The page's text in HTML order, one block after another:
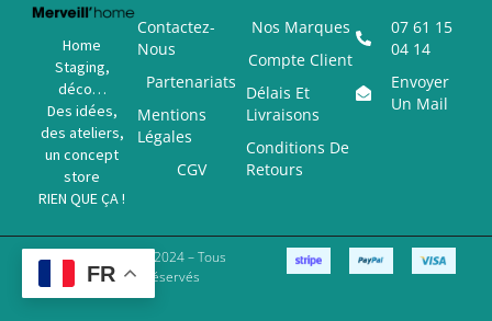
Home
Staging,
déco…
Des idées,
des ateliers,
un concept
store
RIEN QUE ÇA !
Contactez-
Nous
Partenariats
Mentions
Légales
CGV
Nos Marques
Compte Client
Délais Et
Livraisons
Conditions De
Retours
07 61 15
04 14
Envoyer
Un Mail
Copyright © 2024 – Tous
Droits Réservés
FR